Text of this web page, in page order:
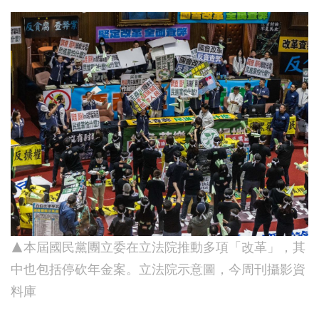
▲本屆國民黨團立委在立法院推動多項「改革」，其
中也包括停砍年金案。立法院示意圖，今周刊攝影資
料庫